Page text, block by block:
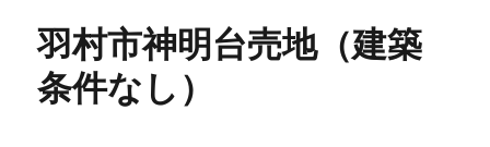
羽村市神明台売地（建築
条件なし）